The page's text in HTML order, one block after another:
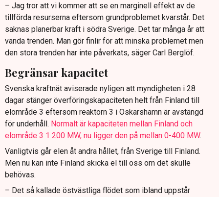
– Jag tror att vi kommer att se en marginell effekt av de
tillförda resurserna eftersom grundproblemet kvarstår. Det
saknas planerbar kraft i södra Sverige. Det tar många år att
vända trenden. Man gör finlir för att minska problemet men
den stora trenden har inte påverkats, säger Carl Berglöf.
Begränsar kapacitet
Svenska kraftnät aviserade nyligen att myndigheten i 28
dagar stänger överföringskapaciteten helt från Finland till
elområde 3 eftersom reaktorn 3 i Oskarshamn är avstängd
för underhåll. Normalt är kapaciteten mellan Finland och
elområde 3 1 200 MW, nu ligger den på mellan 0-400 MW.
Vanligtvis går elen åt andra hållet, från Sverige till Finland.
Men nu kan inte Finland skicka el till oss om det skulle
behövas.
– Det så kallade östvästliga flödet som ibland uppstår